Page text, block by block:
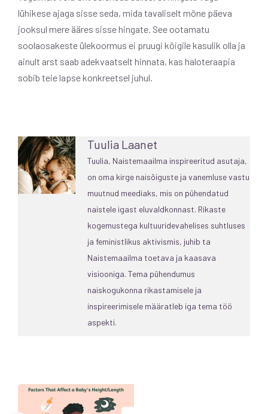
lühikese ajaga sisse seda, mida tavaliselt mõne päeva
jooksul mere ääres sisse hingate. See ootamatu
soolaosakeste ülekoormus ei pruugi kõigile kasulik olla ja
ainult arst saab adekvaatselt hinnata, kas haloteraapia
sobib teie lapse konkreetsel juhul.
Tuulia Laanet
Tuulia, Naistemaailma inspireeritud asutaja,
on oma kirge naisõiguste ja vanemluse vastu
muutnud meediaks, mis on pühendatud
naistele igast eluvaldkonnast. Rikaste
kogemustega kultuuridevahelises suhtluses
ja feministlikus aktivismis, juhib ta
Naistemaailma toetava ja kaasava
visiooniga. Tema pühendumus
naiskogukonna rikastamisele ja
inspireerimisele määratleb iga tema töö
aspekti.